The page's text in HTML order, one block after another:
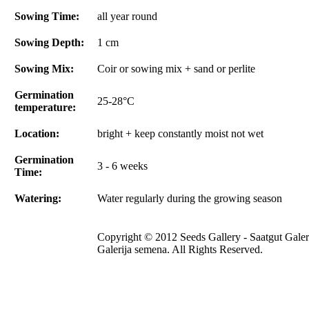
Sowing Time: all year round
Sowing Depth: 1 cm
Sowing Mix: Coir or sowing mix + sand or perlite
Germination
temperature:
25-28°C
Location: bright + keep constantly moist not wet
Germination
Time:
3 - 6 weeks
Watering: Water regularly during the growing season
Copyright © 2012 Seeds Gallery - Saatgut
Galerija semena. All Rights Reserved.